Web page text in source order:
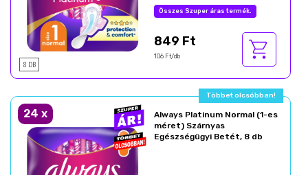
8 DB
Összes Szuper áras termék.
849 Ft
106 Ft/db
Többet olcsóbban!
24 x
Always Platinum Normal (1-es
méret) Szárnyas
Egészségügyi Betét, 8 db